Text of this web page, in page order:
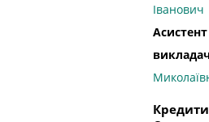
Іванович
Кредити